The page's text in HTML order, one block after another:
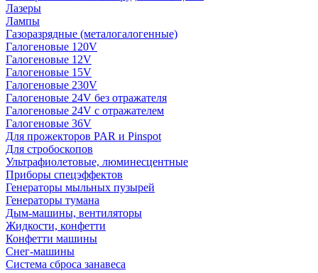
Лазеры
Лампы
Газоразрядные (металогалогенные)
Галогеновые 120V
Галогеновые 12V
Галогеновые 15V
Галогеновые 230V
Галогеновые 24V без отражателя
Галогеновые 24V с отражателем
Галогеновые 36V
Для прожекторов PAR и Pinspot
Для стробоскопов
Ультрафиолетовые, люминесцентные
Приборы спецэффектов
Генераторы мыльных пузырей
Генераторы тумана
Дым-машины, вентиляторы
Жидкости, конфетти
Конфетти машины
Снег-машины
Система сброса занавеса